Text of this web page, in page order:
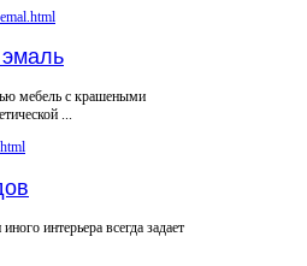
мебель с крашеными
...
интерьера всегда задает